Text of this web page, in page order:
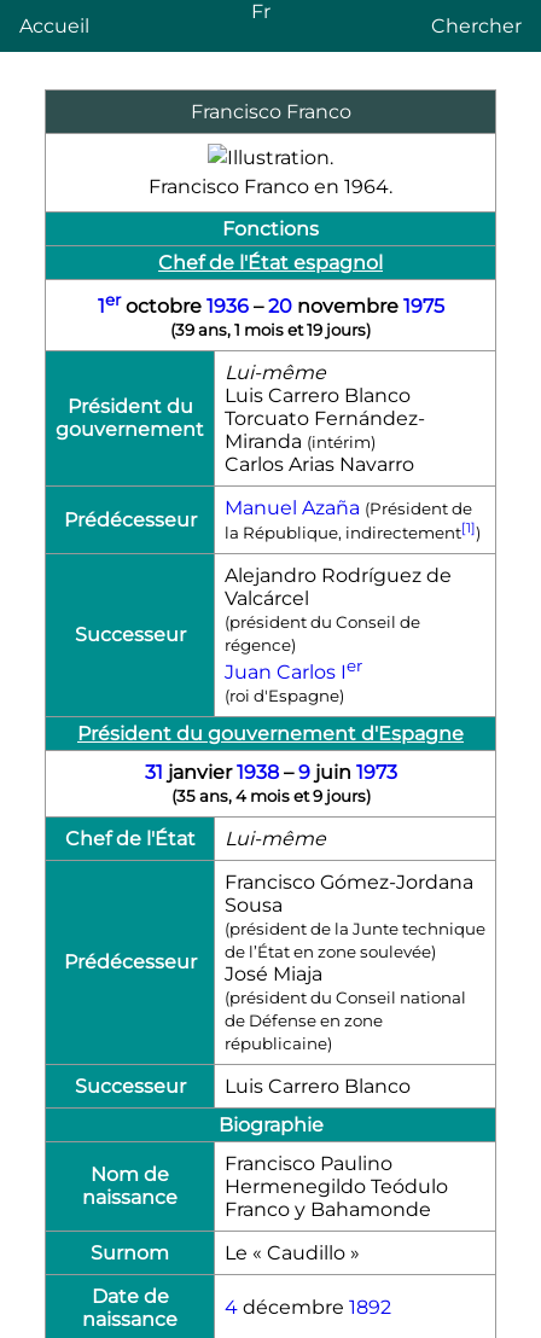
Accueil
Fr
Chercher
Francisco Franco
Francisco Franco en 1964.
Fonctions
Chef de l'État espagnol
1eroctobre 1936–20novembre 1975
(39 ans, 1 mois et 19 jours)
Président du
gouvernement
Lui-même
Luis Carrero Blanco
Torcuato Fernández-
Miranda (intérim)
Carlos Arias Navarro
Prédécesseur
Manuel Azaña (Président de
la République, indirectement[1])
Successeur
Alejandro Rodríguez de
Valcárcel
(président du Conseil de
régence)
Juan Carlos Ier
(roi d'Espagne)
Président du gouvernement d'Espagne
31 janvier1938–9juin 1973
(35 ans, 4 mois et 9 jours)
Chef de l'État Lui-même
Prédécesseur
Francisco Gómez-Jordana
Sousa
(président de la Junte technique
de l’État en zone soulevée)
José Miaja
(président du Conseil national
de Défense en zone
républicaine)
Successeur
Luis Carrero Blanco
Biographie
Nom de
naissance
Francisco Paulino
Hermenegildo Teódulo
Franco y Bahamonde
Surnom
Le « Caudillo »
Date de
naissance
4 décembre 1892